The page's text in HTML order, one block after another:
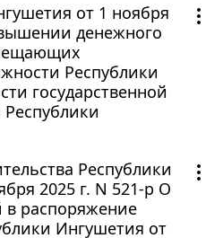
от 1 ноября
денежного
Республики
государственной
Республики
2025 г. N 521-р О
в распоряжение
Ингушетия от